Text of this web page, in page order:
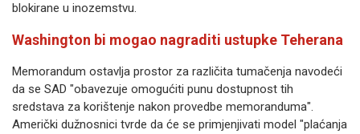
blokirane u inozemstvu.
Washington bi mogao nagraditi ustupke Teherana
Memorandum ostavlja prostor za različita tumačenja navodeći
da se SAD "obavezuje omogućiti punu dostupnost tih
sredstava za korištenje nakon provedbe memoranduma".
Američki dužnosnici tvrde da će se primjenjivati model "plaćanja